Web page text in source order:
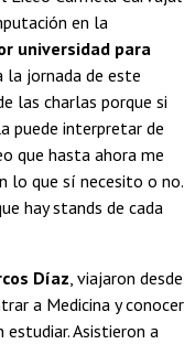
en la
universidad para
la jornada de este
las charlas porque si
puede interpretar de
que hasta ahora me
lo que sí necesito o no.
hay stands de cada
Díaz, viajaron desde
a Medicina y conocer
estudiar. Asistieron a